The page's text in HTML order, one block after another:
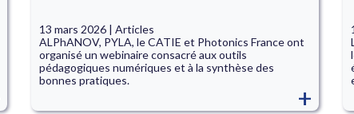
13 mars 2026 | Articles
ALPhANOV, PYLA, le CATIE et Photonics France ont
organisé un webinaire consacré aux outils
pédagogiques numériques et à la synthèse des
bonnes pratiques.
+